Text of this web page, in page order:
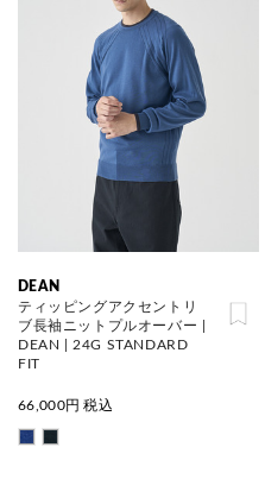
DEAN
ティッピングアクセントリ
ブ長袖ニットプルオーバー |
DEAN | 24G STANDARD
FIT
66,000円 税込